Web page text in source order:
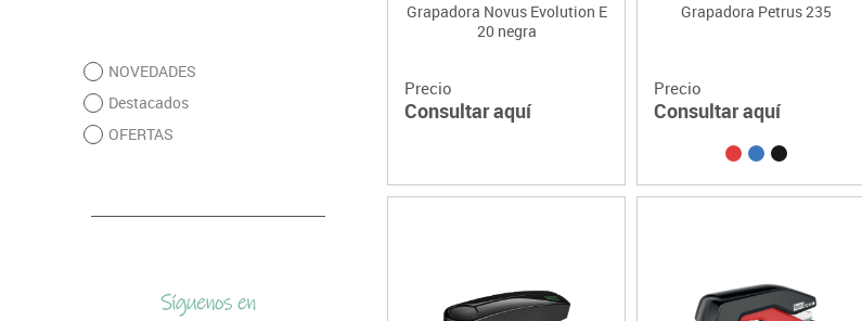
NOVEDADES
Destacados
OFERTAS
Grapadora Novus Evolution E
20 negra
Precio
Consultar aquí
Grapadora Petrus 235
Precio
Consultar aquí